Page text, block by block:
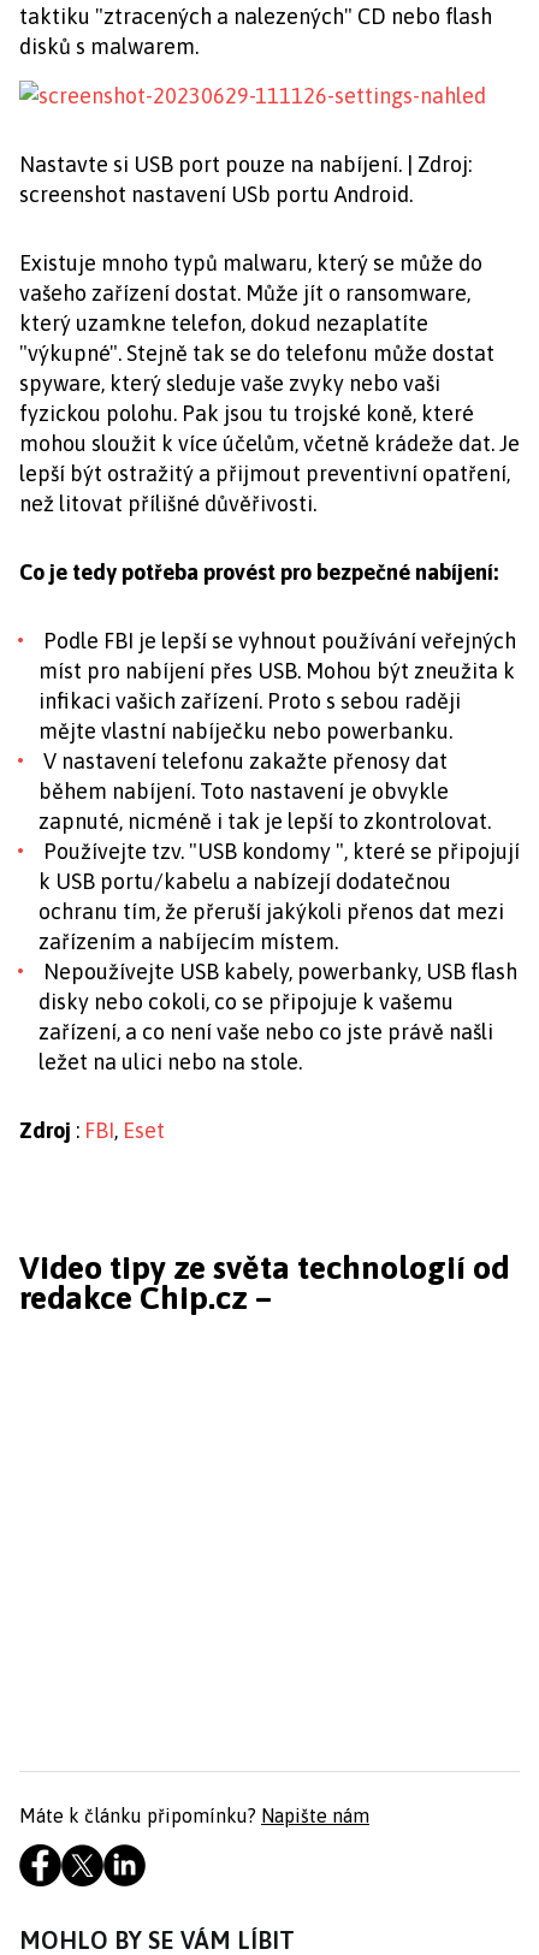
taktiku "ztracených a nalezených" CD nebo flash
disků s malwarem.
Nastavte si USB port pouze na nabíjení. | Zdroj:
screenshot nastavení USb portu Android.
Existuje mnoho typů malwaru, který se může do
vašeho zařízení dostat. Může jít o ransomware,
který uzamkne telefon, dokud nezaplatíte
"výkupné". Stejně tak se do telefonu může dostat
spyware, který sleduje vaše zvyky nebo vaši
fyzickou polohu. Pak jsou tu trojské koně, které
mohou sloužit k více účelům, včetně krádeže dat. Je
lepší být ostražitý a přijmout preventivní opatření,
než litovat přílišné důvěřivosti.
Co je tedy potřeba provést pro bezpečné nabíjení:
Podle FBI je lepší se vyhnout používání veřejných
míst pro nabíjení přes USB. Mohou být zneužita k
infikaci vašich zařízení. Proto s sebou raději
mějte vlastní nabíječku nebo powerbanku.
V nastavení telefonu zakažte přenosy dat
během nabíjení. Toto nastavení je obvykle
zapnuté, nicméně i tak je lepší to zkontrolovat.
Používejte tzv. "USB kondomy ", které se připojují
k USB portu/kabelu a nabízejí dodatečnou
ochranu tím, že přeruší jakýkoli přenos dat mezi
zařízením a nabíjecím místem.
Nepoužívejte USB kabely, powerbanky, USB flash
disky nebo cokoli, co se připojuje k vašemu
zařízení, a co není vaše nebo co jste právě našli
ležet na ulici nebo na stole.
Zdroj : FBI, Eset
Video tipy ze světa technologií od
redakce Chip.cz –
Máte k článku připomínku? Napište nám
MOHLO BY SE VÁM LÍBIT